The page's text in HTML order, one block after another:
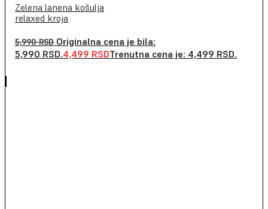
Zelena lanena košulja
relaxed kroja
5,990RSD Originalna cena je bila:
5,990 RSD.4,499 RSDTrenutna cena je: 4,499 RSD.